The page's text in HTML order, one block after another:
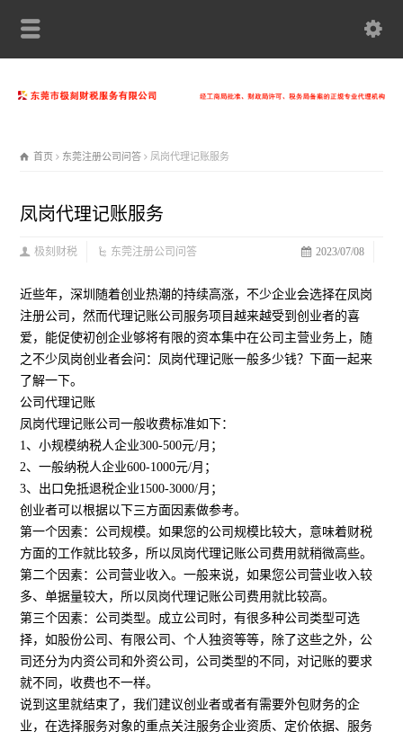
首页 东莞注册公司问答 凤岗代理记账服务
凤岗代理记账服务
2023/07/08
极刻财税 东莞注册公司问答
近些年，深圳随着创业热潮的持续高涨，不少企业会选择在凤岗
注册公司，然而代理记账公司服务项目越来越受到创业者的喜
爱，能促使初创企业够将有限的资本集中在公司主营业务上，随
之不少凤岗创业者会问：凤岗代理记账一般多少钱？下面一起来
了解一下。
公司代理记账
凤岗代理记账公司一般收费标准如下：
1、小规模纳税人企业300-500元/月；
2、一般纳税人企业600-1000元/月；
3、出口免抵退税企业1500-3000/月；
创业者可以根据以下三方面因素做参考。
第一个因素：公司规模。如果您的公司规模比较大，意味着财税
方面的工作就比较多，所以凤岗代理记账公司费用就稍微高些。
第二个因素：公司营业收入。一般来说，如果您公司营业收入较
多、单据量较大，所以凤岗代理记账公司费用就比较高。
第三个因素：公司类型。成立公司时，有很多种公司类型可选
择，如股份公司、有限公司、个人独资等等，除了这些之外，公
司还分为内资公司和外资公司，公司类型的不同，对记账的要求
就不同，收费也不一样。
说到这里就结束了，我们建议创业者或者有需要外包财务的企
业，在选择服务对象的重点关注服务企业资质、定价依据、服务